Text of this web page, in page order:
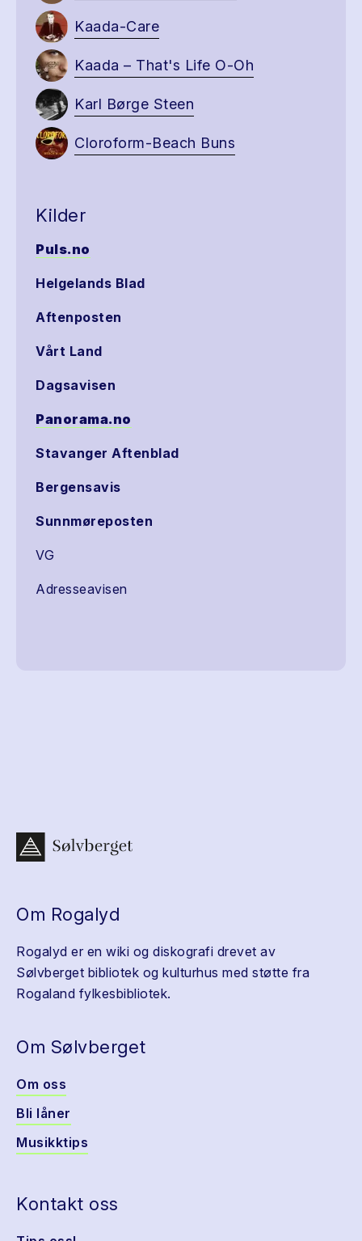
Kaada-Care
Kaada – That's Life O-Oh
Karl Børge Steen
Cloroform-Beach Buns
Kilder
Puls.no
Helgelands Blad
Aftenposten
Vårt Land
Dagsavisen
Panorama.no
Stavanger Aftenblad
Bergensavis
Sunnmøreposten
VG
Adresseavisen
Om Rogalyd
Rogalyd er en wiki og diskografi drevet av
Sølvberget bibliotek og kulturhus med støtte fra
Rogaland fylkesbibliotek.
Om Sølvberget
Om oss
Bli låner
Musikktips
Kontakt oss